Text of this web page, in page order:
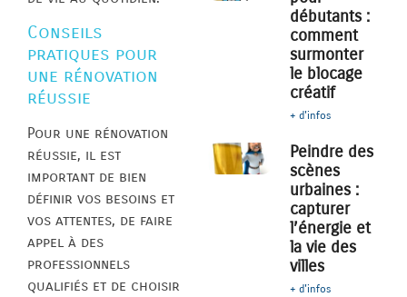
Conseils
pratiques pour
une rénovation
réussie
Pour une rénovation
réussie, il est
important de bien
définir vos besoins et
vos attentes, de faire
appel à des
professionnels
qualifiés et de choisir
débutants :
comment
surmonter
le blocage
créatif
+ d'infos
Peindre des
scènes
urbaines :
capturer
l’énergie et
la vie des
villes
+ d'infos